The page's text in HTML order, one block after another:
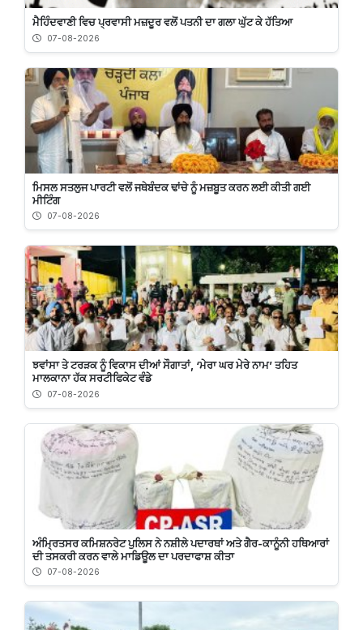
ਮੈਹਿੰਦਵਾਣੀ ਵਿਚ ਪ੍ਰਵਾਸੀ ਮਜ਼ਦੂਰ ਵਲੋਂ ਪਤਨੀ ਦਾ ਗਲਾ ਘੁੱਟ ਕੇ ਹੱਤਿਆ
07-08-2026
ਮਿਸਲ ਸਤਲੁਜ ਪਾਰਟੀ ਵਲੋਂ ਜਥੇਬੰਦਕ ਢਾਂਚੇ ਨੂੰ ਮਜ਼ਬੂਤ ਕਰਨ ਲਈ ਕੀਤੀ ਗਈ
ਮੀਟਿੰਗ
07-08-2026
ਝਵਾਂਸਾ ਤੇ ਟਰੜਕ ਨੂੰ ਵਿਕਾਸ ਦੀਆਂ ਸੌਗਾਤਾਂ, ‘ਮੇਰਾ ਘਰ ਮੇਰੇ ਨਾਮ’ ਤਹਿਤ
ਮਾਲਕਾਨਾ ਹੱਕ ਸਰਟੀਫਿਕੇਟ ਵੰਡੇ
07-08-2026
ਅੰਮ੍ਰਿਤਸਰ ਕਮਿਸ਼ਨਰੇਟ ਪੁਲਿਸ ਨੇ ਨਸ਼ੀਲੇ ਪਦਾਰਥਾਂ ਅਤੇ ਗੈਰ-ਕਾਨੂੰਨੀ ਹਥਿਆਰਾਂ
ਦੀ ਤਸਕਰੀ ਕਰਨ ਵਾਲੇ ਮਾਡਿਊਲ ਦਾ ਪਰਦਾਫਾਸ਼ ਕੀਤਾ
07-08-2026